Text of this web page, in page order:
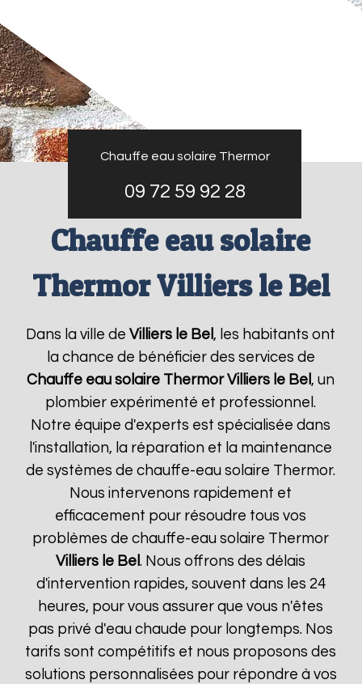
Chauffe eau solaire Thermor
09 72 59 92 28
Chauffe eau solaire
Thermor Villiers le Bel
Dans la ville deVilliers le Bel, les habitants ont
la chance de bénéficier des services de
Chauffe eau solaire Thermor Villiers le Bel, un
plombier expérimenté et professionnel.
Notre équipe d'experts est spécialisée dans
l'installation, la réparation et la maintenance
de systèmes de chauffe-eau solaire Thermor.
Nous intervenons rapidement et
efficacement pour résoudre tous vos
problèmes de chauffe-eau solaire Thermor
Villiers le Bel. Nous offrons des délais
d'intervention rapides, souvent dans les 24
heures, pour vous assurer que vous n'êtes
pas privé d'eau chaude pour longtemps. Nos
tarifs sont compétitifs et nous proposons des
solutions personnalisées pour répondre à vos